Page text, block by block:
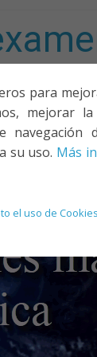
para
mejorar la
navegación
su uso. Más
el uso de Cookies